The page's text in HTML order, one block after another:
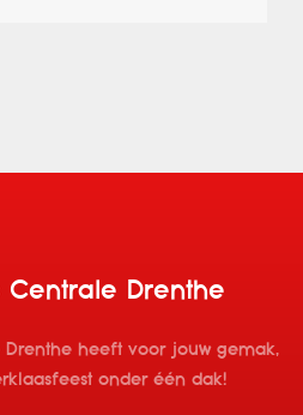
Centrale Drenthe
Drenthe heeft voor jouw gemak,
onder één dak!